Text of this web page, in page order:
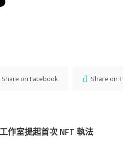
Share on Facebook Share on
作室提起首次 NFT 執法